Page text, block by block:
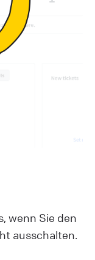
wenn Sie den
ausschalten.